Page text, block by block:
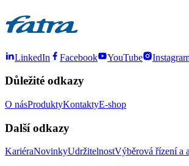
LinkedIn Facebook YouTube
Důležité odkazy
O násProduktyKontaktyE-shop
Další odkazy
KariéraNovinkyUdržitelnostVýběrová řízení a